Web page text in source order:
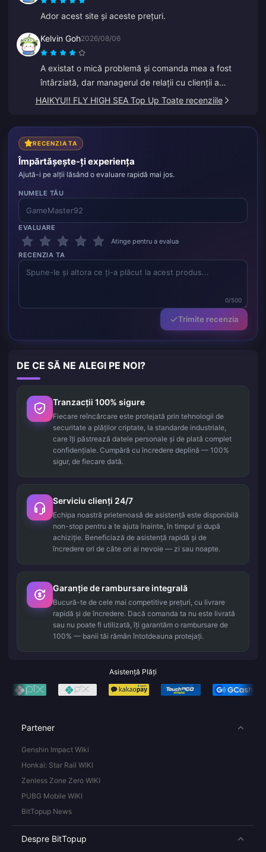
Ador acest site și aceste prețuri.
Kelvin Goh2026/08/06
A existat o mică problemă și comanda mea a fost
întârziată, dar managerul de relații cu clienții a
intervenit și a rezolvat-o cât mai repede posibil,
rezultat satisfăcător, apreciez efortul. Mulțumesc!
HAIKYU!! FLY HIGH SEA Top Up Toate recenziile
RECENZIA TA
Împărtășește-ți experiența
Ajută-i pe alții lăsând o evaluare rapidă mai jos.
NUMELE TĂU
EVALUARE
Atinge pentru a evalua
RECENZIA TA
0/500
Trimite recenzia
DE CE SĂ NE ALEGI PE NOI?
Tranzacții 100% sigure
Fiecare reîncărcare este protejată prin tehnologii de
securitate a plăților criptate, la standarde industriale,
care îți păstrează datele personale și de plată complet
confidențiale. Cumpără cu încredere deplină — 100%
sigur, de fiecare dată.
Serviciu clienți 24/7
Echipa noastră prietenoasă de asistență este disponibilă
non-stop pentru a te ajuta înainte, în timpul și după
achiziție. Beneficiază de asistență rapidă și de
încredere ori de câte ori ai nevoie — zi sau noapte.
Garanție de rambursare integrală
Bucură-te de cele mai competitive prețuri, cu livrare
rapidă și de încredere. Dacă comanda ta nu este livrată
sau nu poate fi utilizată, îți garantăm o rambursare de
100% — banii tăi rămân întotdeauna protejați.
Asistență Plăți
Partener
Genshin Impact Wiki
Honkai: Star Rail WIKI
Zenless Zone Zero WIKI
PUBG Mobile WIKI
BitTopup News
Despre BitTopup